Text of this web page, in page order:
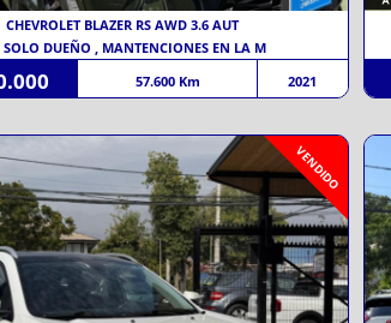
CHEVROLET BLAZER RS AWD 3.6 AUT
SOLO DUEÑO , MANTENCIONES EN LA M
57.600 Km 2021
VENDIDO